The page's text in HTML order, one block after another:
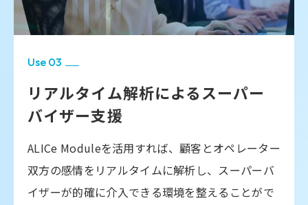
ます。
3.総評
AIが応対全体をどう評価したのかをコメントで
提示します。たとえば「相手への寄り添いは高
く評価できますが、終話部分で感謝の表現が不
足しています。改善することで成約率と満足度
由まで明示。 オペレーターが自ら納得して次の
改善に取り組める、実用的なフィードバックで
データをリアルタイムに取得し、日常業務におけ
現場のストレスを即座に把握することで、管理者
が迅速にサポート体制を整えられます。
例えば、面談解析から「ストレスの原因がサポー
トマニュアルの不足にある」と分かれば、運用体
制を改善することで不安感を軽減し、業務定着を
促進できます。日常応対で「集中度や寄り添いの
Use 03
リアルタイム解析によるスーパー
バイザー支援
ALICe Moduleを活用すれば、顧客とオペレーター
双方の感情をリアルタイムに解析し、スーパーバ
イザーが的確に介入できる環境を整えることがで